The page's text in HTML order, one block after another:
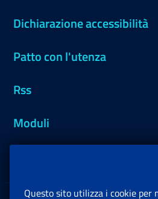
Dichiarazione accessibilità
Patto con l'utenza
Rss
Moduli
Questo sito utilizza i cookie per